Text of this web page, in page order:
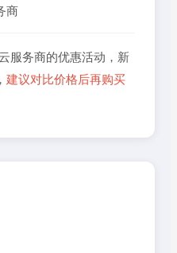
商
服务商的优惠活动，新
建议对比价格后再购买